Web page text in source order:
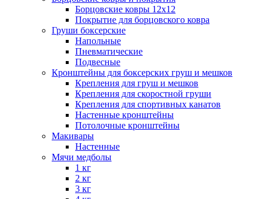
Борцовские ковры 12х12
Покрытие для борцовского ковра
Груши боксерские
Напольные
Пневматические
Подвесные
Кронштейны для боксерских груш и мешков
Крепления для груш и мешков
Крепления для скоростной груши
Крепления для спортивных канатов
Настенные кронштейны
Потолочные кронштейны
Макивары
Настенные
Мячи медболы
1 кг
2 кг
3 кг